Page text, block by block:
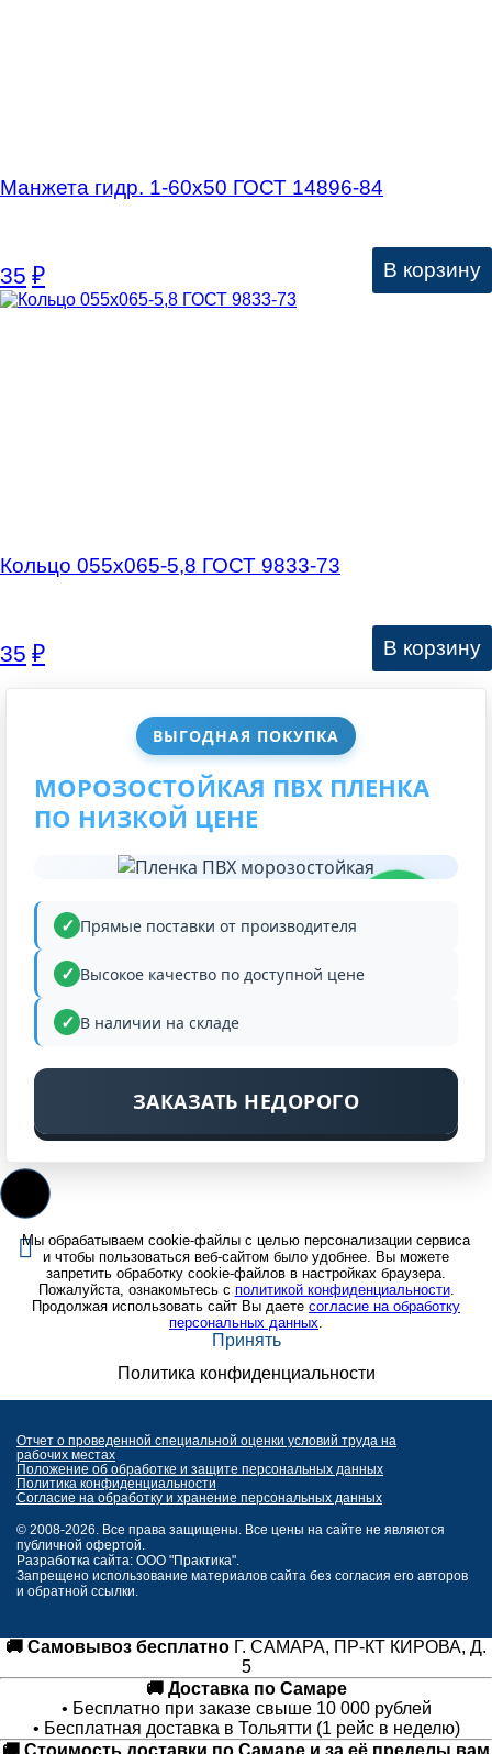
ВЫГОДНАЯ ПОКУПКА
МОРОЗОСТОЙКАЯ ПВХ ПЛЕНКА
ПО НИЗКОЙ ЦЕНЕ
Прямые поставки от производителя
Высокое качество по доступной цене
В наличии на складе
ЗАКАЗАТЬ НЕДОРОГО
Манжета гидр. 1-60х50 ГОСТ 14896-84
35 ₽ В корзину
Кольцо 055х065-5,8 ГОСТ 9833-73
35 ₽ В корзину
Мы обрабатываем cookie-файлы с целью персонализации сервиса
и чтобы пользоваться веб-сайтом было удобнее. Вы можете
запретить обработку cookie-файлов в настройках браузера.
Пожалуйста, ознакомьтесь с политикой конфиденциальности.
Продолжая использовать сайт Вы даете согласие на обработку
персональных данных.
Принять
Политика конфиденциальности
Отчет о проведенной специальной оценки условий труда на
рабочих местах
Положение об обработке и защите персональных данных
Политика конфиденциальности
Согласие на обработку и хранение персональных данных
© 2008-2026. Все права защищены. Все цены на сайте не являются
публичной офертой.
Разработка сайта: ООО "Практика".
Запрещено использование материалов сайта без согласия его авторов
и обратной ссылки.
🚚 Самовывоз бесплатно Г. САМАРА, ПР-КТ КИРОВА, Д.
5
🚚 Доставка по Самаре
• Бесплатно при заказе свыше 10 000 рублей
• Бесплатная доставка в Тольятти (1 рейс в неделю)
🚚 Стоимость доставки по Самаре и за её пределы вам